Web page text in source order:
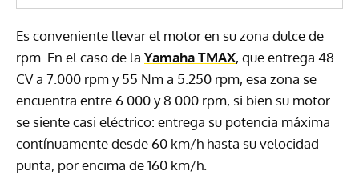
Es conveniente llevar el motor en su zona dulce de
rpm. En el caso de la Yamaha TMAX, que entrega 48
CV a 7.000 rpm y 55 Nm a 5.250 rpm, esa zona se
encuentra entre 6.000 y 8.000 rpm, si bien su motor
se siente casi eléctrico: entrega su potencia máxima
contínuamente desde 60 km/h hasta su velocidad
punta, por encima de 160 km/h.